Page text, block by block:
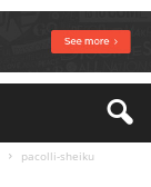
pacolli-sheiku